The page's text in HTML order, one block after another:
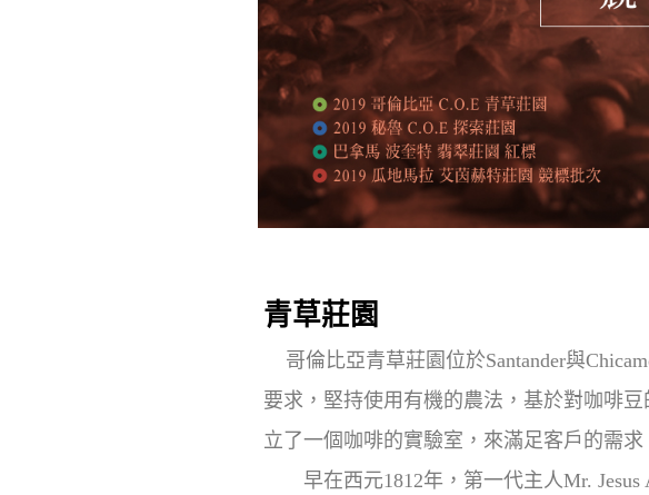
青草莊園
哥倫比亞青草莊園位於Santander與
要求，堅持使用有機的農法，基於對咖啡
立了一個咖啡的實驗室，來滿足客戶的需求
早在西元1812年，第一代主人Mr. Jesus